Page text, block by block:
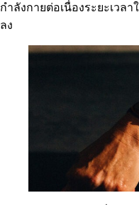
กำลังกายต่อเนื่องระยะเวล
ลง